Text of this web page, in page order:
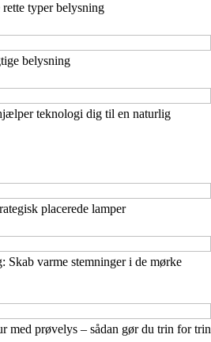
typer belysning
belysning
teknologi dig til en naturlig
placerede lamper
Skab varme stemninger i de mørke
med prøvelys – sådan gør du trin for trin